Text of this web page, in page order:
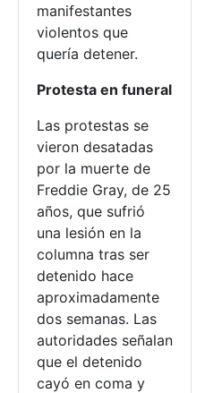
manifestantes
violentos que
quería detener.
Protesta en funeral
Las protestas se
vieron desatadas
por la muerte de
Freddie Gray, de 25
años, que sufrió
una lesión en la
columna tras ser
detenido hace
aproximadamente
dos semanas. Las
autoridades señalan
que el detenido
cayó en coma y